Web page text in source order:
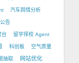
汽车舆情分析
告
台 留学择校 Agent
科创板 空气质量
抽取 网站优化